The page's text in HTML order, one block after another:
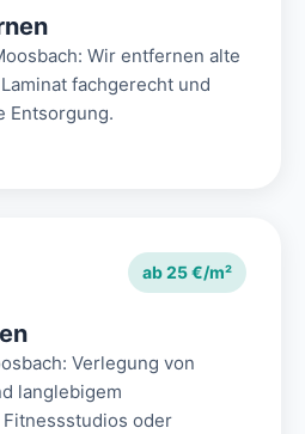
Wir entfernen alte
fachgerecht und
Entsorgung.
ab 25 €/m²
Verlegung von
langlebigem
oder